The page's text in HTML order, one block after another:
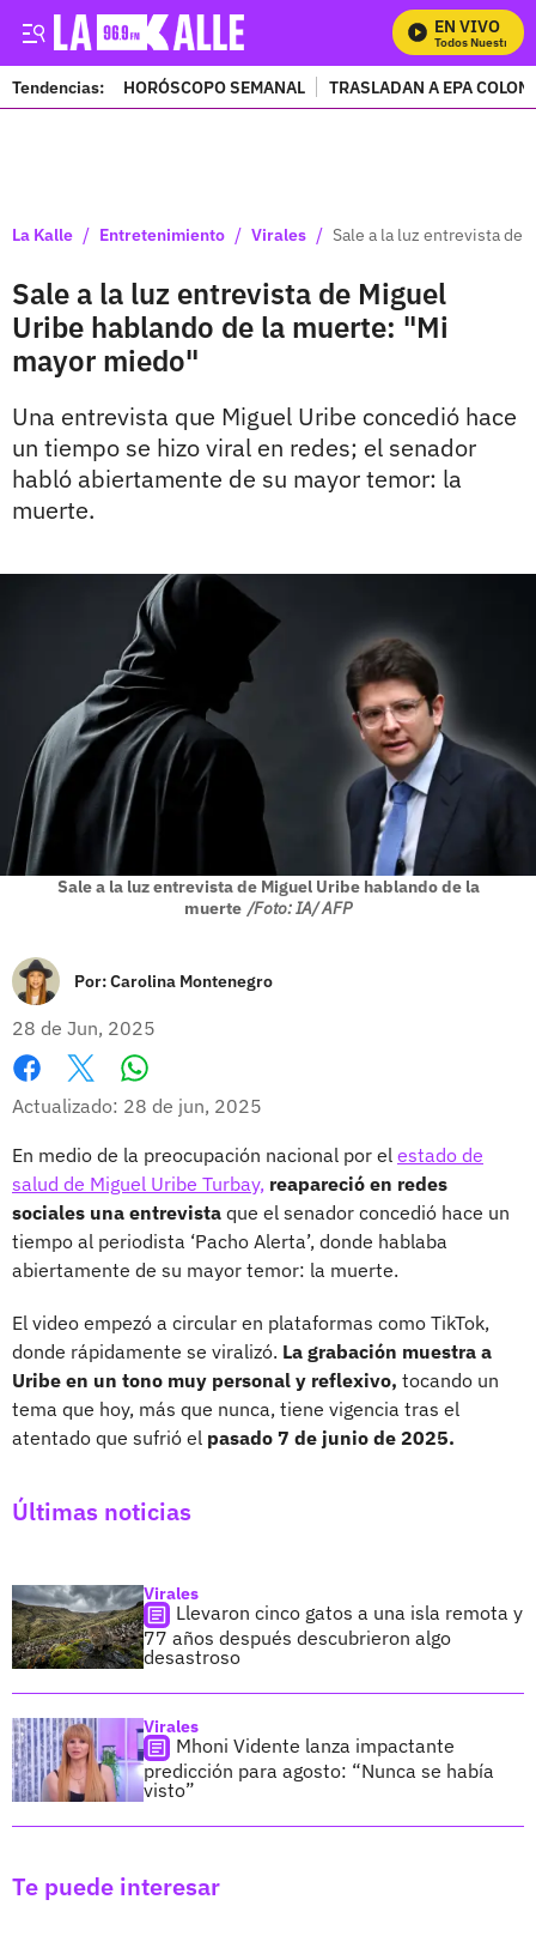
EN VIVO
Mira Todos Nuestros
Tendencias: HORÓSCOPO SEMANAL TRASLADAN A EPA
La Kalle / Entretenimiento / Virales / Sale a la luz entrevista de
Sale a la luz entrevista de Miguel
Uribe hablando de la muerte: "Mi
mayor miedo"
Una entrevista que Miguel Uribe concedió hace
un tiempo se hizo viral en redes; el senador
habló abiertamente de su mayor temor: la
muerte.
Sale a la luz entrevista de Miguel Uribe hablando de la
muerte /Foto: IA/ AFP
Por:Carolina Montenegro
28 de Jun, 2025
Facebook
X
Actualizado: 28 de jun, 2025
En medio de la preocupación nacional por el estado de
salud de Miguel Uribe Turbay, reapareció en redes
sociales una entrevista que el senador concedió hace un
tiempo al periodista ‘Pacho Alerta’, donde hablaba
abiertamente de su mayor temor: la muerte.
El video empezó a circular en plataformas como TikTok,
donde rápidamente se viralizó. La grabación muestra a
Uribe en un tono muy personal y reflexivo, tocando un
tema que hoy, más que nunca, tiene vigencia tras el
atentado que sufrió el pasado 7 de junio de 2025.
Últimas noticias
Virales
Llevaron cinco gatos a una isla remota y
77 años después descubrieron algo
desastroso
Virales
Mhoni Vidente lanza impactante
predicción para agosto: “Nunca se había
visto”
Te puede interesar